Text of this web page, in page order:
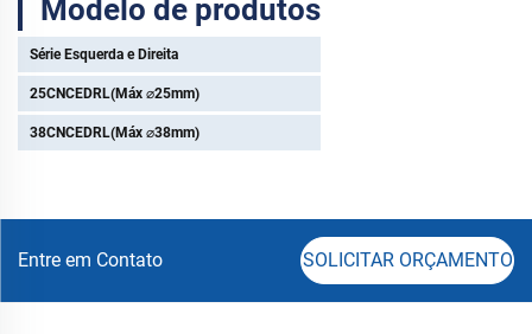
Modelo de produtos
Série Esquerda e Direita
25CNCEDRL(Máx ⌀25mm)
38CNCEDRL(Máx ⌀38mm)
Entre em Contato SOLICITAR ORÇAMENTO